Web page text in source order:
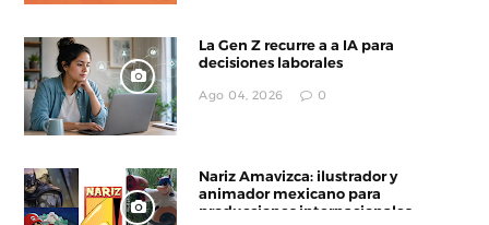
La Gen Z recurre a a IA para
decisiones laborales
Ago 04, 2026 0
Nariz Amavizca: ilustrador y
animador mexicano para
producciones internacionales